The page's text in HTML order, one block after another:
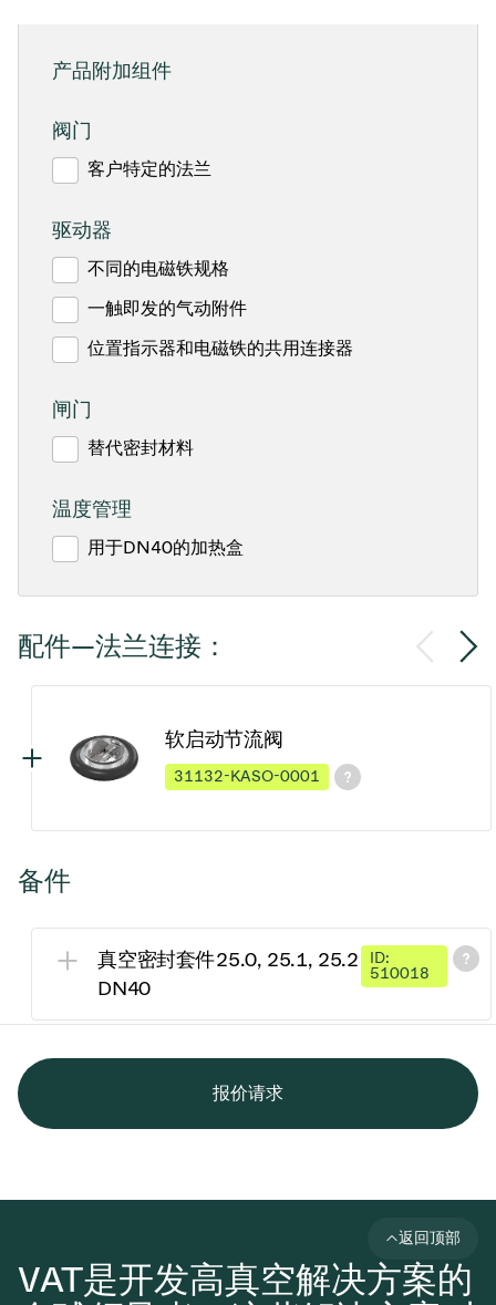
产品附加组件
阀门
客户特定的法兰
驱动器
不同的电磁铁规格
一触即发的气动附件
位置指示器和电磁铁的共用连接器
闸门
替代密封材料
温度管理
用于DN40的加热盒
配件—法兰连接：
软启动节流阀
31132-KASO-0001
备件
真空密封套件25.0, 25.1, 25.2
DN40
ID:
510018
报价请求
VAT是开发高真空解决方案的
返回顶部